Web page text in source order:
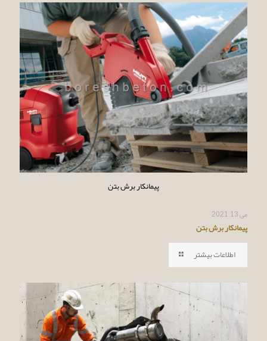
پیمانکار برش بتن
می 13, 2021
پیمانکار برش بتن
اطلاعات بیشتر